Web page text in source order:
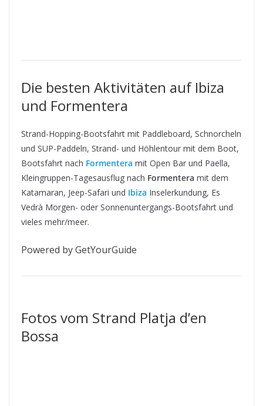
Die besten Aktivitäten auf Ibiza
und Formentera
Strand-Hopping-Bootsfahrt mit Paddleboard, Schnorcheln
und SUP-Paddeln, Strand- und Höhlentour mit dem Boot,
Bootsfahrt nach Formentera mit Open Bar und Paella,
Kleingruppen-Tagesausflug nach Formentera mit dem
Katamaran, Jeep-Safari und Ibiza Inselerkundung, Es
Vedrà Morgen- oder Sonnenuntergangs-Bootsfahrt und
vieles mehr/meer.
Powered by GetYourGuide
Fotos vom Strand Platja d’en
Bossa